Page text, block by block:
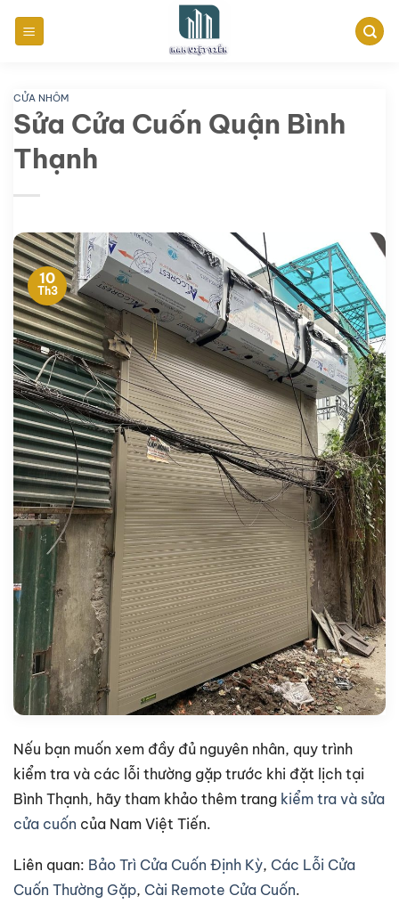
qua
dung
CỬA NHÔM
Sửa Cửa Cuốn Quận Bình
Thạnh
10
Th3
Nếu bạn muốn xem đầy đủ nguyên nhân, quy trình
kiểm tra và các lỗi thường gặp trước khi đặt lịch tại
Bình Thạnh, hãy tham khảo thêm trang kiểm tra và sửa
cửa cuốn của Nam Việt Tiến.
Liên quan: Bảo Trì Cửa Cuốn Định Kỳ, Các Lỗi Cửa
Cuốn Thường Gặp, Cài Remote Cửa Cuốn.